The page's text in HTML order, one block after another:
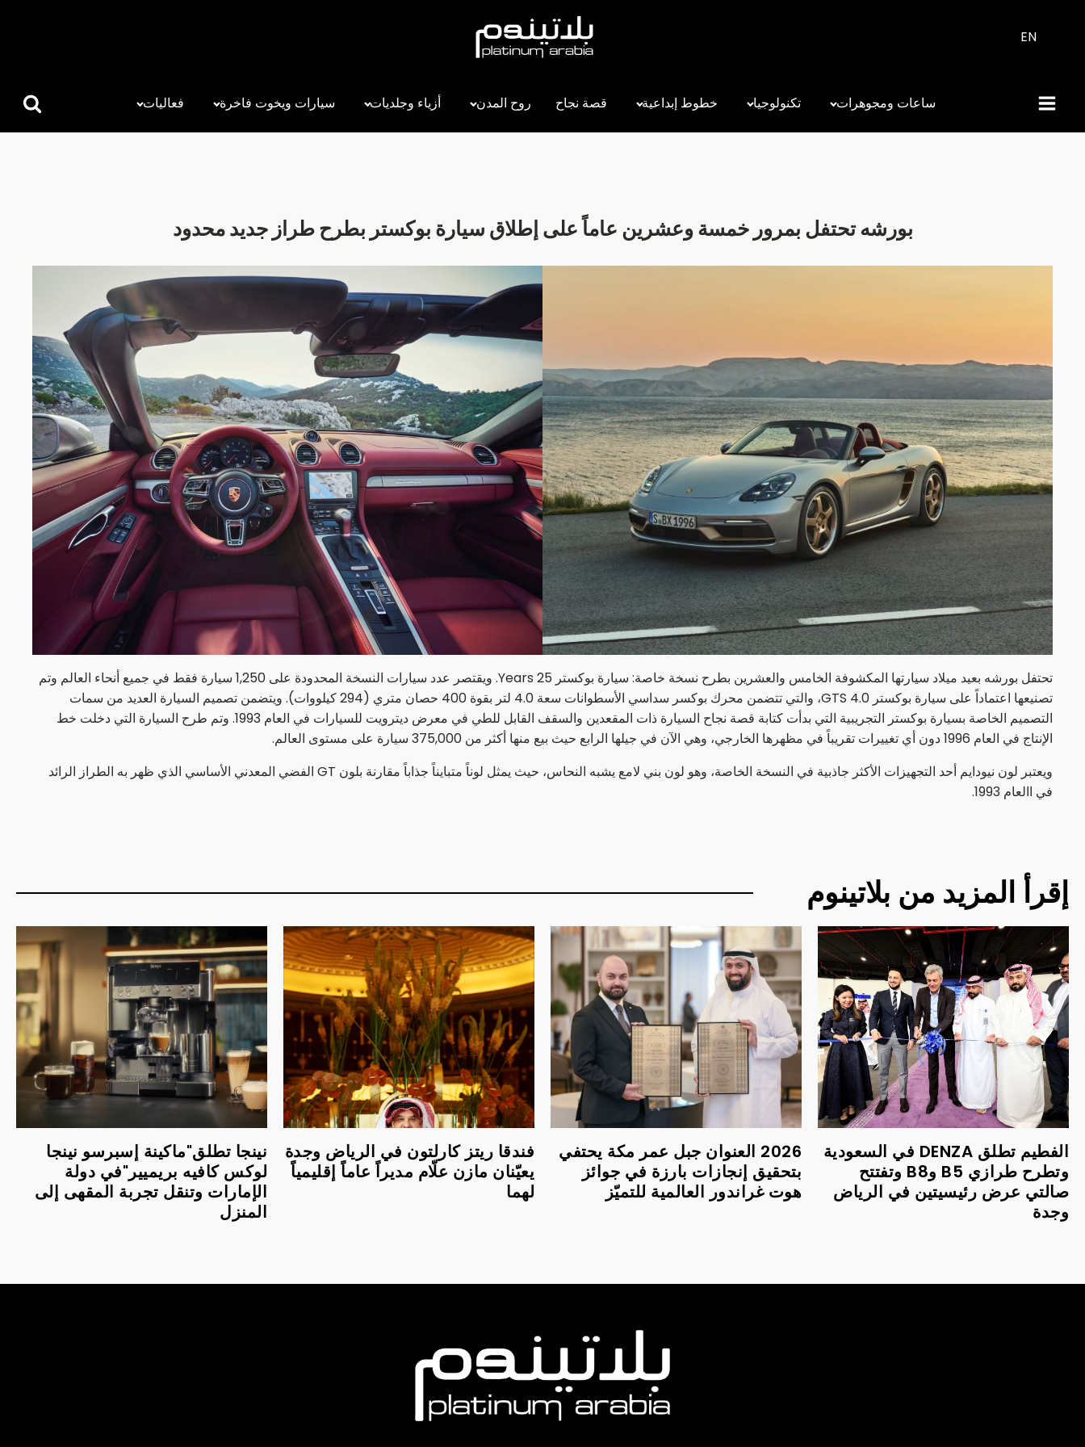
EN
ساعات ومجوهرات تكنولوجيا خطوط إبداعية قصة نجاح روح المدن أزياء وجلديات سيارات ويخوت فاخرة فعاليات
البحث
عن:
بورشه تحتفل بمرور خمسة وعشرين عاماً على إطلاق سيارة بوكستر بطرح طراز جديد محدود
تحتفل بورشه بعيد ميلاد سيارتها المكشوفة الخامس والعشرين بطرح نسخة خاصة: سيارة بوكستر 25 Years. ويقتصر عدد سيارات النسخة المحدودة على 1,250 سيارة فقط في جميع أنحاء العالم وتم
تصنيعها اعتماداً على سيارة بوكستر GTS 4.0، والتي تتضمن محرك بوكسر سداسي الأسطوانات سعة 4.0 لتر بقوة 400 حصان متري (294 كيلووات). ويتضمن تصميم السيارة العديد من سمات
التصميم الخاصة بسيارة بوكستر التجريبية التي بدأت كتابة قصة نجاح السيارة ذات المقعدين والسقف القابل للطي في معرض ديترويت للسيارات في العام 1993. وتم طرح السيارة التي دخلت خط
الإنتاج في العام 1996 دون أي تغييرات تقريباً في مظهرها الخارجي، وهي الآن في جيلها الرابع حيث بيع منها أكثر من 375,000 سيارة على مستوى العالم.
ويعتبر لون نيودايم أحد التجهيزات الأكثر جاذبية في النسخة الخاصة، وهو لون بني لامع يشبه النحاس، حيث يمثل لوناً متبايناً جذاباً مقارنة بلون GT الفضي المعدني الأساسي الذي ظهر به الطراز الرائد
في االعام 1993.
إقرأ المزيد من بلاتينوم
الفطيم تطلق DENZA في السعودية
وتطرح طرازي B5 وB8 وتفتتح
صالتي عرض رئيسيتين في الرياض
وجدة
2026 العنوان جبل عمر مكة يحتفي
بتحقيق إنجازات بارزة في جوائز
هوت غراندور العالمية للتميّز
فندقا ريتز كارلتون في الرياض وجدة
يعيّنان مازن علّام مديراً عاماً إقليمياً
لهما
نينجا تطلق"ماكينة إسبرسو نينجا
لوكس كافيه بريميير"في دولة
الإمارات وتنقل تجربة المقهى إلى
المنزل